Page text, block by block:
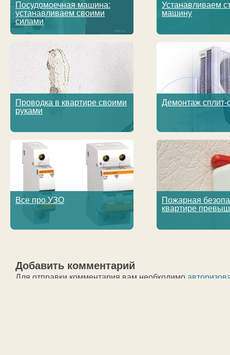
Посудомоечная машина:
устанавливаем своими
силами
Устанавливаем
машину
Проводка в квартире своими
руками
Демонтаж сплит-
Все про УЗО
Пожарная
квартире
Добавить комментарий
Для отправки комментария вам необходимо